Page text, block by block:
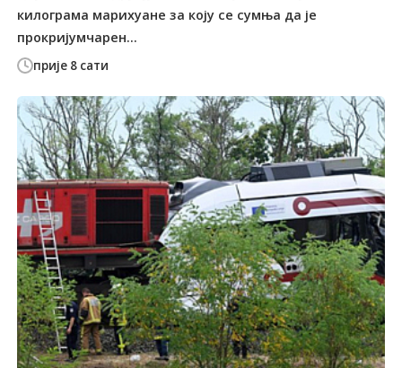
прије 8 сати
килограма марихуане за коју се сумња да је
прокријумчарен...